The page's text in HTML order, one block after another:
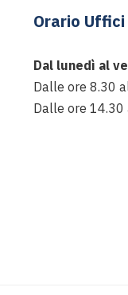
Orario
Dal lunedì al
Dalle ore 8.30
Dalle ore